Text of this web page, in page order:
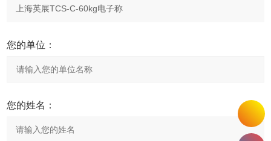
您的单位：
您的姓名：